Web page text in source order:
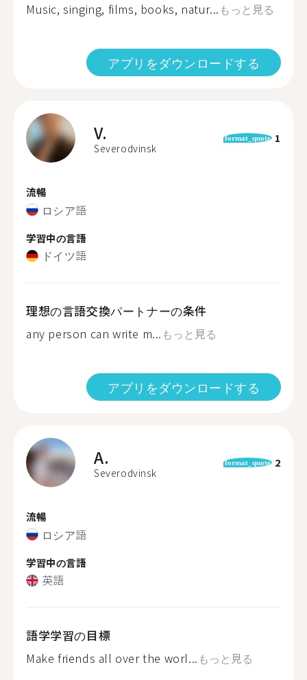
Music, singing, films, books, natur... もっと見る
アプリをダウンロードする
V.
Severodvinsk
format_quote 1
流暢
ロシア語
学習中の言語
ドイツ語
理想の言語交換パートナーの条件
any person can write m... もっと見る
アプリをダウンロードする
A.
Severodvinsk
format_quote 2
流暢
ロシア語
学習中の言語
英語
語学学習の目標
Make friends all over the worl... もっと見る